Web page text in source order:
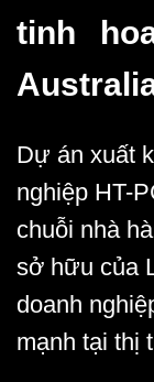
tinh
Dự án xuất
nghiệp HT-
chuỗi nhà
sở hữu của
doanh
mạnh tại thị